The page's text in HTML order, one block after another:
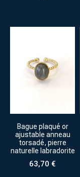
Bague plaqué or
ajustable anneau
torsadé, pierre
naturelle labradorite
63,70€